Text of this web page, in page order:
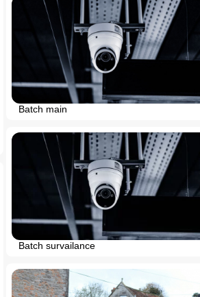
Batch main
Batch survailance